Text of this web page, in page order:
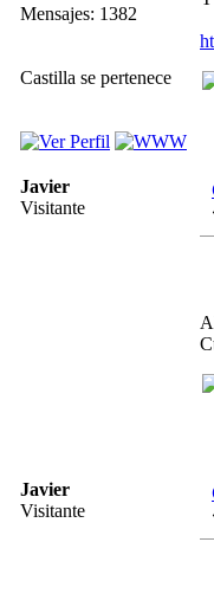
Mensajes: 1382
Castilla se pertenece
Javier
Visitante
Javier
Visitante